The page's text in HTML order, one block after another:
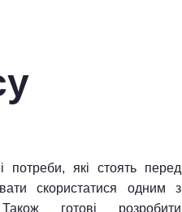
потреби, які стоять перед
скористатися одним з
Також готові розробити